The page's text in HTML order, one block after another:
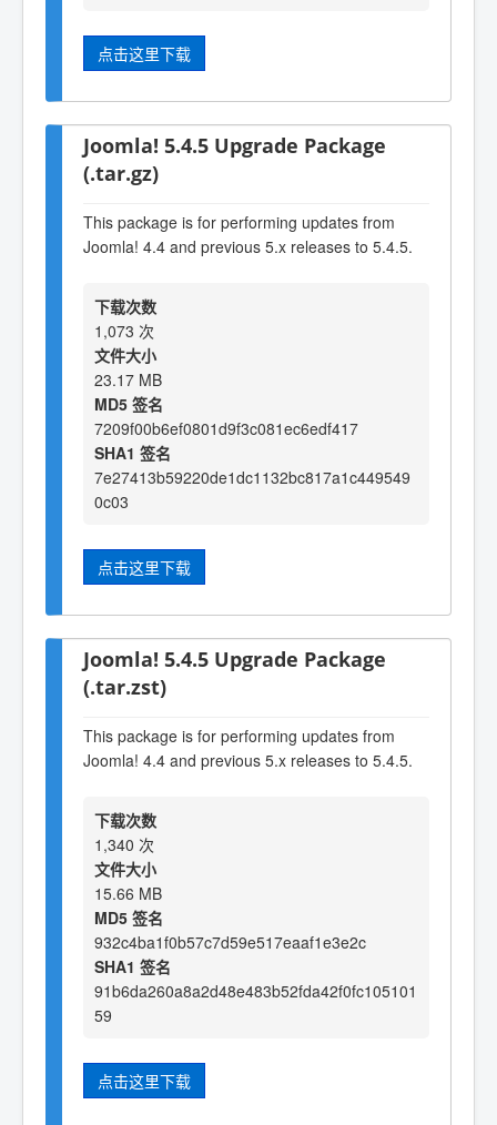
点击这里下载
Joomla! 5.4.5 Upgrade Package
(.tar.gz)
This package is for performing updates from
Joomla! 4.4 and previous 5.x releases to 5.4.5.
下载次数
1,073 次
文件大小
23.17 MB
MD5 签名
7209f00b6ef0801d9f3c081ec6edf417
SHA1 签名
7e27413b59220de1dc1132bc817a1c449549
0c03
点击这里下载
Joomla! 5.4.5 Upgrade Package
(.tar.zst)
This package is for performing updates from
Joomla! 4.4 and previous 5.x releases to 5.4.5.
下载次数
1,340 次
文件大小
15.66 MB
MD5 签名
932c4ba1f0b57c7d59e517eaaf1e3e2c
SHA1 签名
91b6da260a8a2d48e483b52fda42f0fc105101
59
点击这里下载